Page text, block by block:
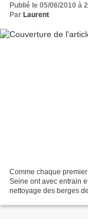
Publié le 05/06/2010 à
Par Laurent
Comme chaque
Seine ont avec entrain
nettoyage des berges